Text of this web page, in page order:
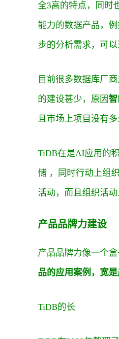
全3高的特点，同时
能力的数据产品，
步的分析需求，可
目前很多数据库厂
的建设甚少，原因
且市场上项目没有
TiDB在是AI应用的
储 ，同时行动上组
活动，而且组织活动
产品品牌力建设
产品品牌力像一个
品的应用案例，宽
TiDB的长